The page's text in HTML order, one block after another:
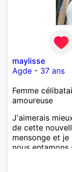
maylisse
Agde - 37 ans
Femme
amoureuse
J'aimerais
de cette
mensonge et
nous
et la confiance